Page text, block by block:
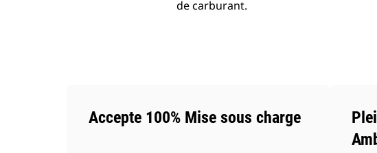
de carburant.
Accepte 100% Mise sous charge